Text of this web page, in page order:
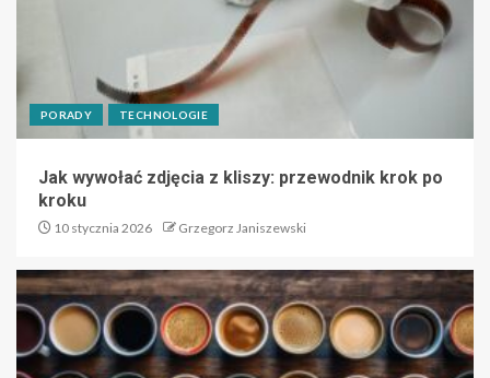
PORADY TECHNOLOGIE
Jak wywołać zdjęcia z kliszy: przewodnik krok po
kroku
10 stycznia 2026 Grzegorz Janiszewski